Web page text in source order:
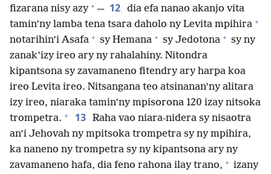
fizarana nisy azy + — 12 dia efa nanao akanjo vita
tamin’ny lamba tena tsara daholo ny Levita mpihira +
notarihin’i Asafa + sy Hemana + sy Jedotona + sy ny
zanak’izy ireo ary ny rahalahiny. Nitondra
kipantsona sy zavamaneno fitendry ary harpa koa
ireo Levita ireo. Nitsangana teo atsinanan’ny alitara
izy ireo, niaraka tamin’ny mpisorona 120 izay nitsoka
trompetra. + 13 Raha vao niara-nidera sy nisaotra
an’i Jehovah ny mpitsoka trompetra sy ny mpihira,
ka naneno ny trompetra sy ny kipantsona ary ny
zavamaneno hafa, dia feno rahona ilay trano, + izany